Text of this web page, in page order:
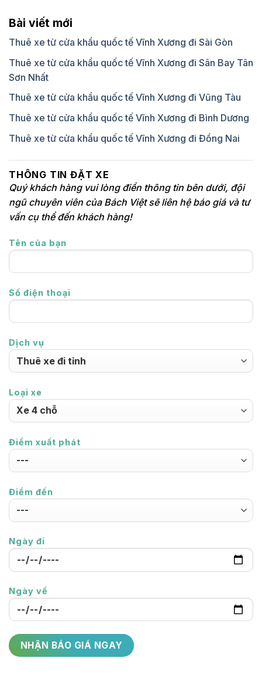
Bài viết mới
Thuê xe từ cửa khẩu quốc tế Vĩnh Xương đi Sài Gòn
Thuê xe từ cửa khẩu quốc tế Vĩnh Xương đi Sân Bay Tân
Sơn Nhất
Thuê xe từ cửa khẩu quốc tế Vĩnh Xương đi Vũng Tàu
Thuê xe từ cửa khẩu quốc tế Vĩnh Xương đi Bình Dương
Thuê xe từ cửa khẩu quốc tế Vĩnh Xương đi Đồng Nai
THÔNG TIN ĐẶT XE
Quý khách hàng vui lòng điền thông tin bên dưới, đội
ngũ chuyên viên của Bách Việt sẽ liên hệ báo giá và tư
vấn cụ thể đến khách hàng!
Tên của bạn
Số điện thoại
Dịch vụ
Loại xe
Điểm xuất phát
Điểm đến
Ngày đi
Ngày về